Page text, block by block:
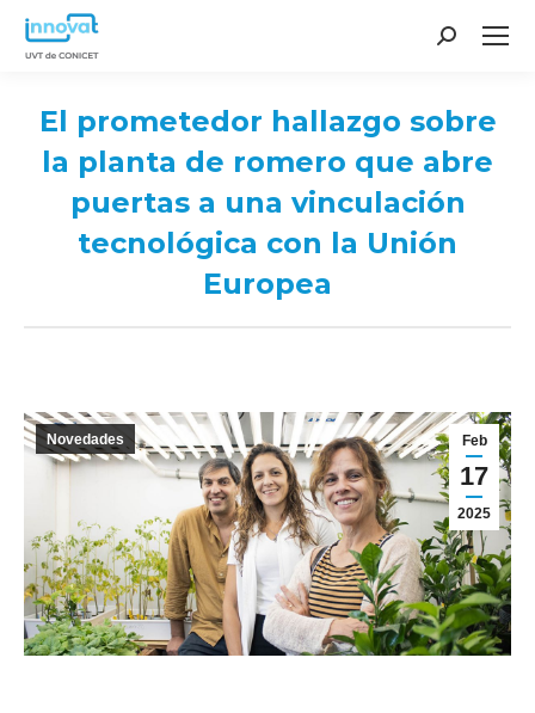
Search:
El prometedor hallazgo sobre
la planta de romero que abre
puertas a una vinculación
tecnológica con la Unión
Europea
Feb
17
2025
Novedades